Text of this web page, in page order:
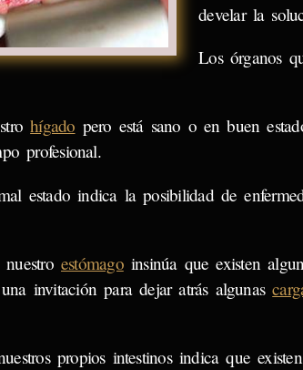
develar la
Los órganos
hígado pero está sano o en buen
profesional.
estado indica la posibilidad de
estómagoinsinúa que existen
invitación para dejar atrás algunas
propios intestinos indica que